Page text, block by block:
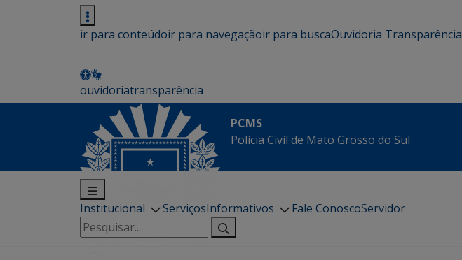
ir para conteúdoir para navegaçãoir para buscaOuvidoria Transparência
ouvidoriatransparência
PCMS
Polícia Civil de Mato Grosso do Sul
Institucional ServiçosInformativos Fale ConoscoServidor
Pesquisar
por: